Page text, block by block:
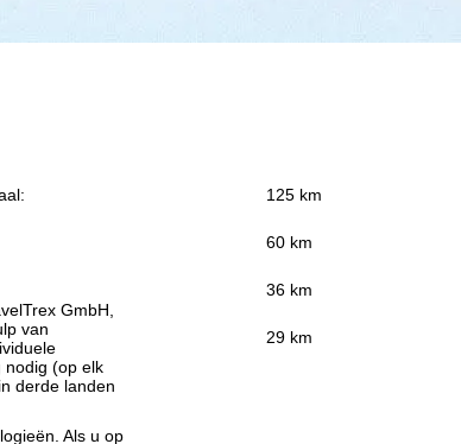
GmbH,
van
nodig (op elk
derde landen
Als u op
125 km
60 km
36 km
29 km